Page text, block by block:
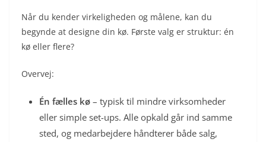
Når du kender virkeligheden og målene, kan du
begynde at designe din kø. Første valg er struktur: én
kø eller flere?
Overvej:
Én fælles kø – typisk til mindre virksomheder
eller simple set-ups. Alle opkald går ind samme
sted, og medarbejdere håndterer både salg,